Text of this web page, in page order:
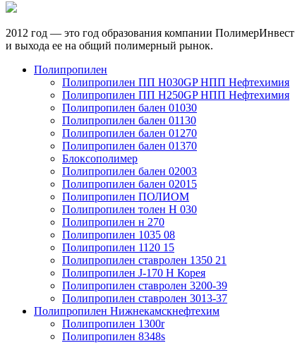
2012 год — это год образования компании ПолимерИнвест
и выхода ее на общий полимерный рынок.
Полипропилен
Полипропилен ПП Н030GP НПП Нефтехимия
Полипропилен ПП Н250GP НПП Нефтехимия
Полипропилен бален 01030
Полипропилен бален 01130
Полипропилен бален 01270
Полипропилен бален 01370
Блоксополимер
Полипропилен бален 02003
Полипропилен бален 02015
Полипропилен ПОЛИОМ
Полипропилен толен Н 030
Полипропилен н 270
Полипропилен 1035 08
Полипропилен 1120 15
Полипропилен ставролен 1350 21
Полипропилен J-170 H Корея
Полипропилен ставролен 3200-39
Полипропилен ставролен 3013-37
Полипропилен Нижнекамскнефтехим
Полипропилен 1300r
Полипропилен 8348s